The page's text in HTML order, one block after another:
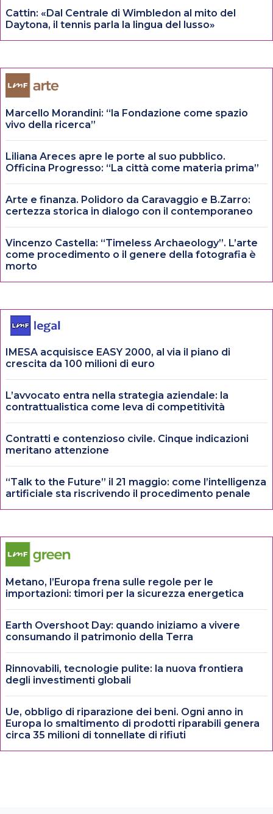
Cattin: «Dal Centrale di Wimbledon al mito del
Daytona, il tennis parla la lingua del lusso»
Marcello Morandini: “la Fondazione come spazio
vivo della ricerca”
Liliana Areces apre le porte al suo pubblico.
Officina Progresso: “La città come materia prima”
Arte e finanza. Polidoro da Caravaggio e B.Zarro:
certezza storica in dialogo con il contemporaneo
Vincenzo Castella: “Timeless Archaeology”. L’arte
come procedimento o il genere della fotografia è
morto
IMESA acquisisce EASY 2000, al via il piano di
crescita da 100 milioni di euro
L’avvocato entra nella strategia aziendale: la
contrattualistica come leva di competitività
Contratti e contenzioso civile. Cinque indicazioni
meritano attenzione
“Talk to the Future” il 21 maggio: come l’intelligenza
artificiale sta riscrivendo il procedimento penale
Metano, l’Europa frena sulle regole per le
importazioni: timori per la sicurezza energetica
Earth Overshoot Day: quando iniziamo a vivere
consumando il patrimonio della Terra
Rinnovabili, tecnologie pulite: la nuova frontiera
degli investimenti globali
Ue, obbligo di riparazione dei beni. Ogni anno in
Europa lo smaltimento di prodotti riparabili genera
circa 35 milioni di tonnellate di rifiuti